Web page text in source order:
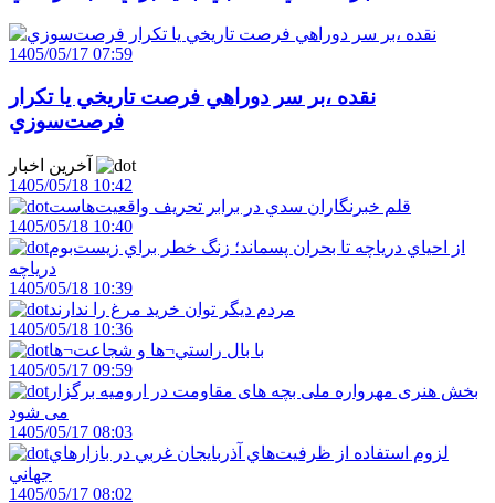
1405/05/17 07:59
نقده ،بر سر دوراهي فرصت تاريخي يا تکرار
فرصت‌سوزي
1405/05/18 10:42
قلم خبرنگاران سدي در برابر تحريف واقعيت‌هاست
1405/05/18 10:40
از احياي درياچه تا بحران پسماند؛ زنگ خطر براي زيست‌بوم
درياچه
1405/05/18 10:39
مردم ديگر توان خريد مرغ را ندارند
1405/05/18 10:36
با بال راستي¬ها و شجاعت¬ها
1405/05/17 09:59
بخش هنری مهرواره ملی بچه های مقاومت در ارومیه برگزار
می شود
1405/05/17 08:03
لزوم استفاده از ظرفيت‌هاي آذربايجان غربي در بازارهاي
جهاني
1405/05/17 08:02